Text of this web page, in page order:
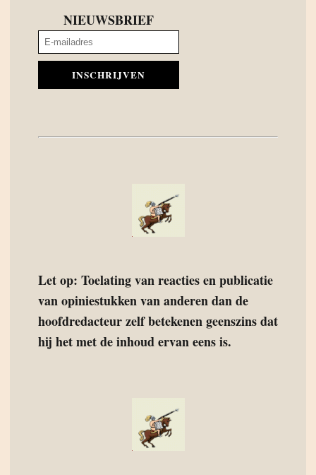
NIEUWSBRIEF
INSCHRIJVEN
Let op: Toelating van reacties en publicatie
van opiniestukken van anderen dan de
hoofdredacteur zelf betekenen geenszins dat
hij het met de inhoud ervan eens is.